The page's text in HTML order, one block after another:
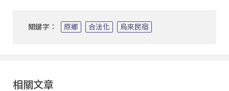
關鍵字： 原鄉 合法化 烏來民宿
相關文章